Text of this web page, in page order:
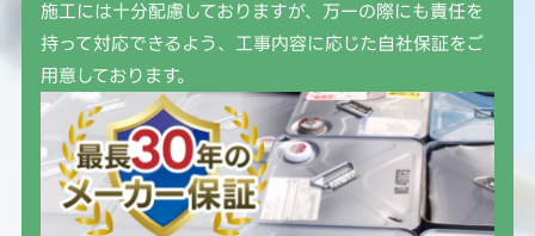
施工には十分配慮しておりますが、万一の際にも責任を
持って対応できるよう、工事内容に応じた自社保証をご
用意しております。